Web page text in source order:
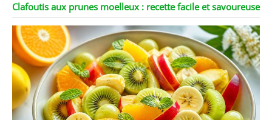
Clafoutis aux prunes moelleux : recette facile et savoureuse